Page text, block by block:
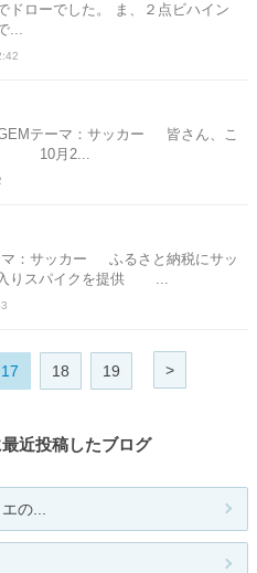
ドローでした。 ま、２点ビハイン
...
テーマ：サッカー 皆さん、こ
。 10月2...
マ：サッカー ふるさと納税にサッ
入りスパイクを提供 ...
17 18 19 >
近投稿したブログ
の...